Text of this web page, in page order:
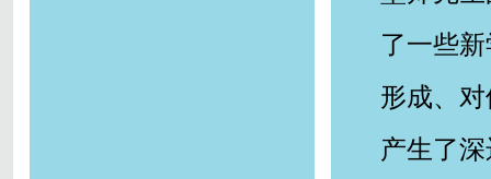
了一些
形成、
产生了